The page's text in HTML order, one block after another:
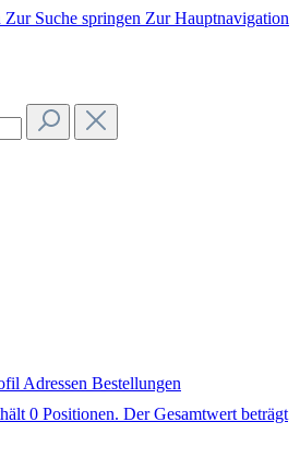
Zur Suche springen Zur Hauptnavigation
Adressen Bestellungen
0 Positionen. Der Gesamtwert beträgt